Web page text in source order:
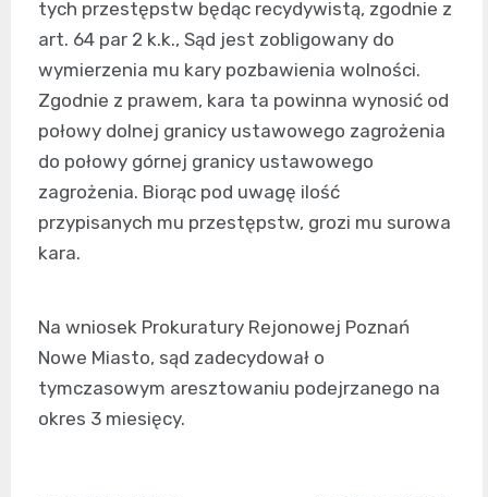
tych przestępstw będąc recydywistą, zgodnie z
art. 64 par 2 k.k., Sąd jest zobligowany do
wymierzenia mu kary pozbawienia wolności.
Zgodnie z prawem, kara ta powinna wynosić od
połowy dolnej granicy ustawowego zagrożenia
do połowy górnej granicy ustawowego
zagrożenia. Biorąc pod uwagę ilość
przypisanych mu przestępstw, grozi mu surowa
kara.
Na wniosek Prokuratury Rejonowej Poznań
Nowe Miasto, sąd zadecydował o
tymczasowym aresztowaniu podejrzanego na
okres 3 miesięcy.